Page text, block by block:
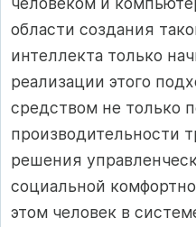
области создания
интеллекта только
реализации этого
средством не только
производительности
решения
социальной
этом человек в